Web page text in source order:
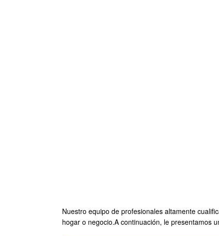
Nuestro equipo de profesionales altamente
hogar o negocio.A continuación, le presentamos